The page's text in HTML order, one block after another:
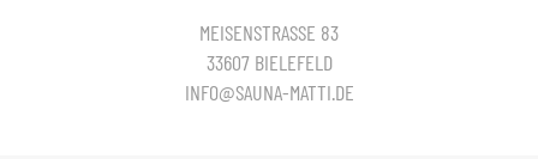
MEISENSTRASSE 83
33607 BIELEFELD
INFO@SAUNA-MATTI.DE